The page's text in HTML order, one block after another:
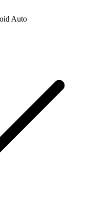
Auto